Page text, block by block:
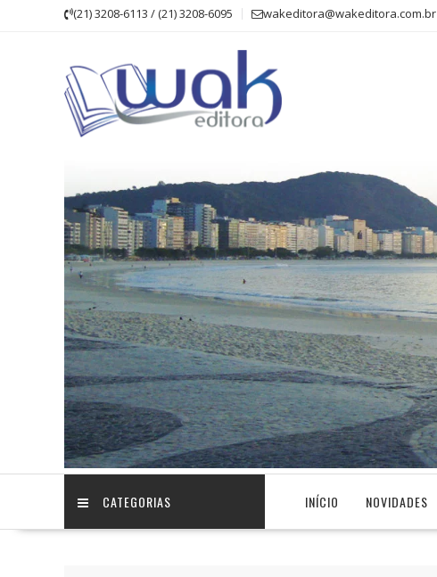
(21) 3208-6113 / (21) 3208-6095 wakeditora@wakeditora.com.br
CATEGORIAS INÍCIO NOVIDADES